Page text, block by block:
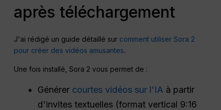
après téléchargement
J'ai rédigé un guide détaillé sur comment utiliser Sora 2
pour créer des vidéos amusantes.
Une fois installé, Sora 2 vous permet de :
Générer courtes vidéos sur l'IA à partir
d'invites textuelles (format vertical 9:16